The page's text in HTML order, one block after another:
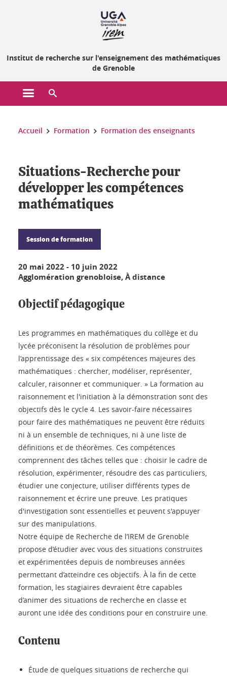
Institut de recherche sur l'enseignement des mathématiques
de Grenoble
Ouvrir le menu principal
Vous êtes ici :
Accueil Formation Formation des enseignants
Situations-Recherche pour
développer les compétences
mathématiques
Session de formation
20 mai 2022 - 10 juin 2022
Agglomération grenobloise, À distance
Objectif pédagogique
Les programmes en mathématiques du collège et du
lycée préconisent la résolution de problèmes pour
l’apprentissage des « six compétences majeures des
mathématiques : chercher, modéliser, représenter,
calculer, raisonner et communiquer. » La formation au
raisonnement et l'initiation à la démonstration sont des
objectifs dès le cycle 4. Les savoir-faire nécessaires
pour faire des mathématiques ne peuvent être réduits
ni à un ensemble de techniques, ni à une liste de
définitions et de théorèmes. Ces compétences
comprennent des tâches telles que : choisir le cadre de
résolution, expérimenter, résoudre des cas particuliers,
étudier une conjecture, utiliser différents types de
raisonnement et écrire une preuve. Les pratiques
d'investigation sont essentielles et peuvent s'appuyer
sur des manipulations.
Notre équipe de Recherche de l’IREM de Grenoble
propose d’étudier avec vous des situations construites
et expérimentées depuis de nombreuses années
permettant d’atteindre ces objectifs. À la fin de cette
formation, les stagiaires devraient être capables
d’animer des situations de recherche en classe et
auront une idée des conditions pour en construire une.
Contenu
Étude de quelques situations de recherche qui